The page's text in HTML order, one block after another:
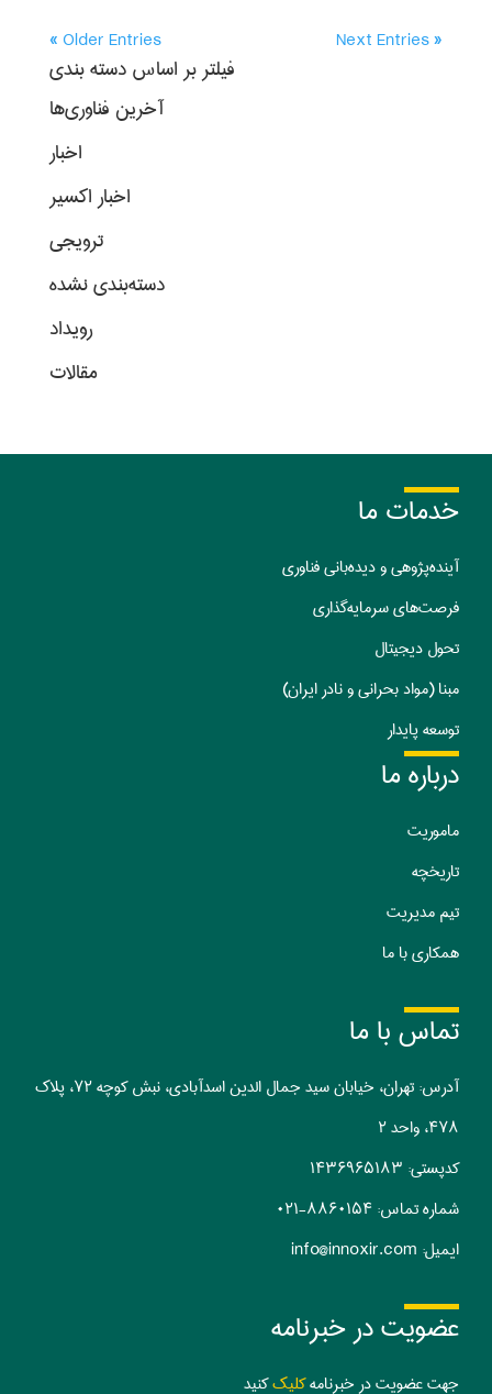
« Older Entries Next Entries »
فیلتر بر اساس دسته بندی
آخرین فناوری‌ها
اخبار
اخبار اکسیر
ترویجی
دسته‌بندی نشده
رویداد
مقالات
عضویت در خبرنامه
جهت عضویت در خبرنامهکلیککنید
تماس با ما
آدرس: تهران، خیابان سید جمال الدین اسدآبادی، نبش کوچه ۷۲، پلاک
۴۷۸، واحد ۲
کدپستی:‌ ۱۴۳۶۹۶۵۱۸۳
شماره تماس: ۰۲۱-۸۸۶۰۱۵۴
ایمیل: info@innoxir.com
درباره ما
ماموریت
تاریخچه
تیم مدیریت
همکاری با ما
خدمات ما
آینده‌پژوهی و دیده‌بانی فناوری
فرصت‌های سرمایه‌گذاری
تحول دیجیتال
مبنا (مواد بحرانی و نادر ایران)
توسعه پایدار